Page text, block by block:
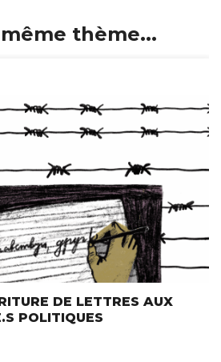
thème...
DE LETTRES AUX
POLITIQUES